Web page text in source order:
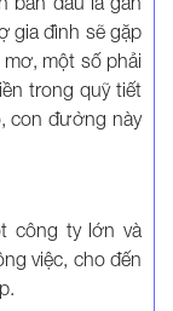
gia đình sẽ gặp
một số phải
trong quỹ tiết
con đường này
công ty lớn và
việc, cho đến